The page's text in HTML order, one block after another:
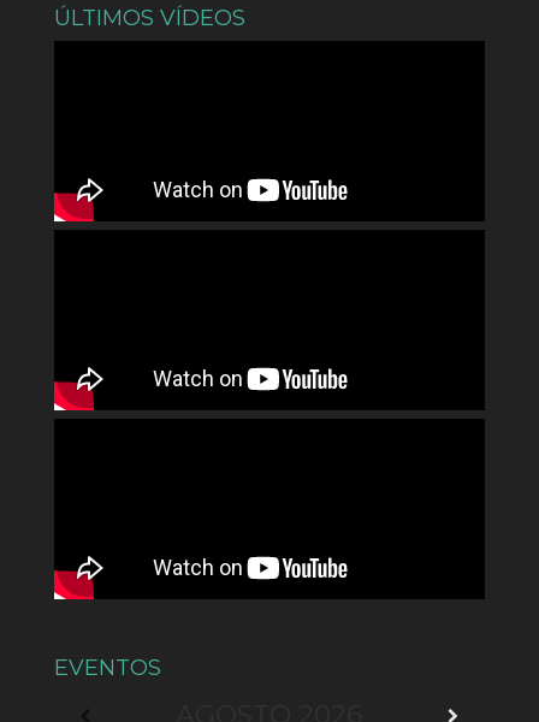
ÚLTIMOS VÍDEOS
EVENTOS